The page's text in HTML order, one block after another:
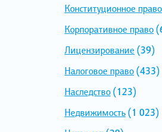
Конституционное право
Корпоративное право
Лицензирование (39)
Налоговое право(433)
Наследство(123)
Недвижимость(1 023)